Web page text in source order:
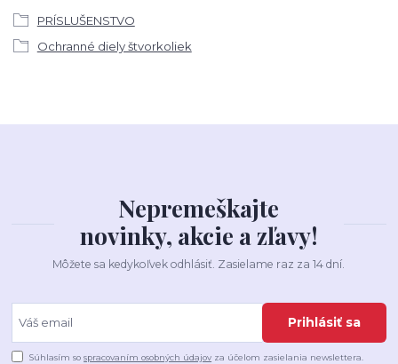
PRÍSLUŠENSTVO
Ochranné diely štvorkoliek
Nepremeškajte
novinky, akcie a zľavy!
Môžete sa kedykoľvek odhlásiť. Zasielame raz za 14 dní.
Prihlásiť sa
Súhlasím sospracovaním osobných údajov za účelom zasielania newslettera.